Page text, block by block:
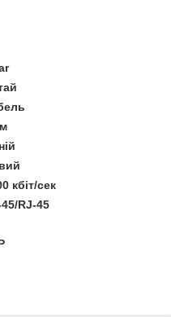
кбіт/сек
RJ-45